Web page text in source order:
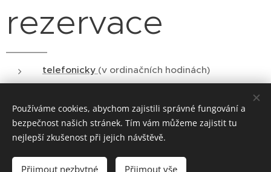
rezervace
telefonicky (v ordinačních hodinách)
Používáme cookies, abychom zajistili správné fungování a
bezpečnost našich stránek. Tím vám můžeme zajistit tu
nejlepší zkušenost při jejich návštěvě.
Přijmout nezbytné Přijmout vše